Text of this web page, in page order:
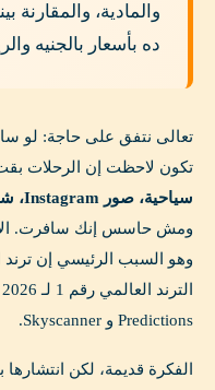
والمادية، والمقارنة
ده بأسعار بالجنيه
تكون لاحظت إن الرحلات
سياحية، صور Instagram، شراء هدايا، عودة.
Predictions و Skyscanner.
الفكرة قديمة، لكن